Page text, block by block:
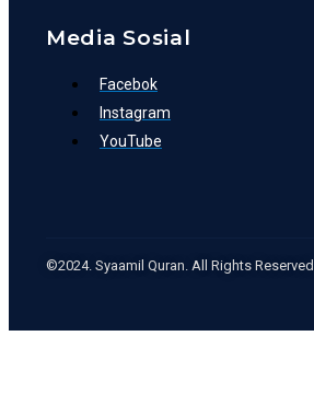
Media Sosial
Facebok
Instagram
YouTube
©2024. Syaamil Quran. All Rights Reserved.